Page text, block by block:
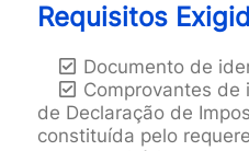
Requisitos
Documento de
Comprovantes
de Declaração de
constituída pelo